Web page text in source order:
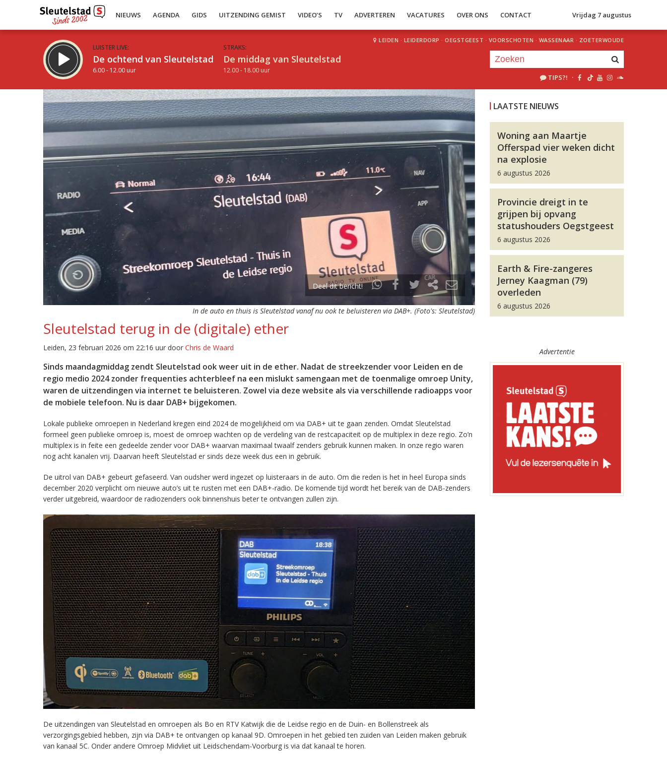
NIEUWS AGENDA GIDS UITZENDING GEMIST VIDEO’S TV ADVERTEREN VACATURES OVER ONS CONTACT Vrijdag 7 augustus
LUISTER LIVE:
De ochtend van Sleutelstad
6.00 - 12.00 uur
STRAKS:
De middag van Sleutelstad
12.00 - 18.00 uur
LEIDEN · LEIDERDORP · OEGSTGEEST · VOORSCHOTEN · WASSENAAR · ZOETERWOUDE
TIPS?! ·
Deel dit bericht!
In de auto en thuis is Sleutelstad vanaf nu ook te beluisteren via DAB+. (Foto's: Sleutelstad)
Sleutelstad terug in de (digitale) ether
Leiden, 23 februari 2026 om 22:16 uur door Chris de Waard
Sinds maandagmiddag zendt Sleutelstad ook weer uit in de ether. Nadat de streekzender voor Leiden en de
regio medio 2024 zonder frequenties achterbleef na een mislukt samengaan met de toenmalige omroep Unity,
waren de uitzendingen via internet te beluisteren. Zowel via deze website als via verschillende radioapps voor
de mobiele telefoon. Nu is daar DAB+ bijgekomen.
Lokale publieke omroepen in Nederland kregen eind 2024 de mogelijkheid om via DAB+ uit te gaan zenden. Omdat Sleutelstad
formeel geen publieke omroep is, moest de omroep wachten op de verdeling van de restcapaciteit op de multiplex in deze regio. Zo’n
multiplex is in feite een gedeelde zender voor DAB+ waarvan maximaal twaalf zenders gebruik kunnen maken. In onze regio waren
nog acht kanalen vrij. Daarvan heeft Sleutelstad er sinds deze week dus een in gebruik.
De uitrol van DAB+ gebeurt gefaseerd. Van oudsher werd ingezet op luisteraars in de auto. Om die reden is het in heel Europa sinds
december 2020 verplicht om nieuwe auto’s uit te rusten met een DAB+-radio. De komende tijd wordt het bereik van de DAB-zenders
verder uitgebreid, waardoor de radiozenders ook binnenshuis beter te ontvangen zullen zijn.
De uitzendingen van Sleutelstad en omroepen als Bo en RTV Katwijk die de Leidse regio en de Duin- en Bollenstreek als
verzorgingsgebied hebben, zijn via DAB+ te ontvangen op kanaal 9D. Omroepen in het gebied ten zuiden van Leiden maken gebruik
van kanaal 5C. Onder andere Omroep Midvliet uit Leidschendam-Voorburg is via dat kanaal te horen.
LAATSTE NIEUWS
Woning aan Maartje
Offerspad vier weken dicht
na explosie
6 augustus 2026
Provincie dreigt in te
grijpen bij opvang
statushouders Oegstgeest
6 augustus 2026
Earth & Fire-zangeres
Jerney Kaagman (79)
overleden
6 augustus 2026
Advertentie